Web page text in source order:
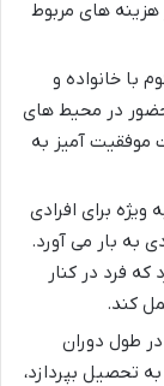
هزینه های مربوط
با خانواده و
حضور در محیط های
موفقیت آمیز به
ویژه برای افرادی
به بار می آورد.
که فرد در کنار
کند.
طول دوران
تحصیل بپردازد،